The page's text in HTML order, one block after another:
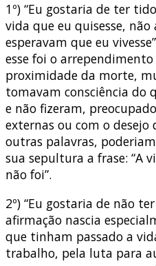
1º) “Eu gostaria de ter
vida que eu quisesse,
esperavam que eu
esse foi o
proximidade da morte,
tomavam consciência do
e não fizeram,
externas ou com o desejo
outras palavras,
sua sepultura a frase: “A
não foi”.
2º) “Eu gostaria de não
afirmação nascia
que tinham passado a
trabalho, pela luta para